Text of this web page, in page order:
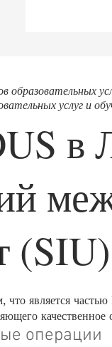
услуг и
в
является частью
операции